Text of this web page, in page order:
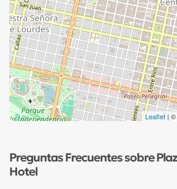
Leaflet | ©
Preguntas Frecuentes sobre
Hotel